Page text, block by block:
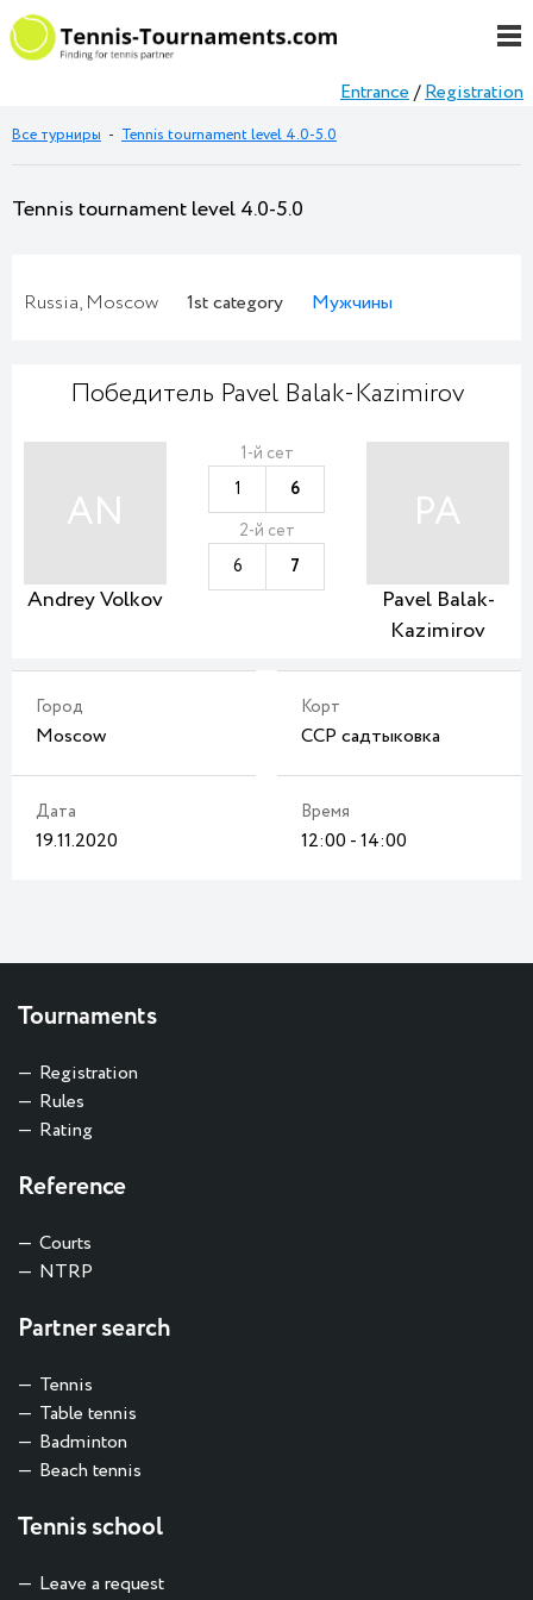
Entrance/Registration
Все турниры - Tennis tournament level 4.0-5.0
Tennis tournament level 4.0-5.0
Russia, Moscow 1st category Мужчины
Победитель Pavel Balak-Kazimirov
AN
Andrey Volkov
1-й сет
1
6
2-й сет
6
7
PA
Pavel Balak-
Kazimirov
Город
Moscow
Корт
ССР садтыковка
Дата
19.11.2020
Время
12:00 - 14:00
Tournaments
Registration
Rules
Rating
Reference
Courts
NTRP
Partner search
Tennis
Table tennis
Badminton
Beach tennis
Tennis school
Leave a request